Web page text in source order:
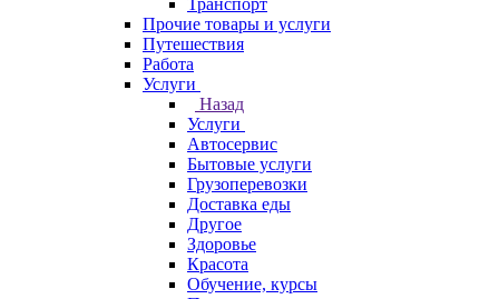
Транспорт
Прочие товары и услуги
Путешествия
Работа
Услуги
Назад
Услуги
Автосервис
Бытовые услуги
Грузоперевозки
Доставка еды
Другое
Здоровье
Красота
Обучение, курсы